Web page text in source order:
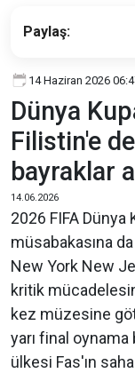
Paylaş:
14 Haziran 2026
Dünya
Filistin'e
bayraklar
14.06.2026
2026 FIFA Dünya
müsabakasına
New York New
kritik
kez müzesine
yarı final oynama
ülkesi Fas'ın